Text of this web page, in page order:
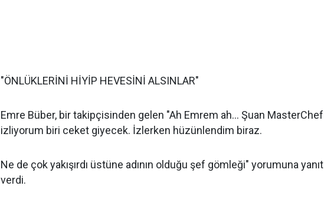
"ÖNLÜKLERİNİ HİYİP HEVESİNİ ALSINLAR"
Emre Büber, bir takipçisinden gelen "Ah Emrem ah... Şuan MasterChef
izliyorum biri ceket giyecek. İzlerken hüzünlendim biraz.
Ne de çok yakışırdı üstüne adının olduğu şef gömleği" yorumuna yanıt
verdi.